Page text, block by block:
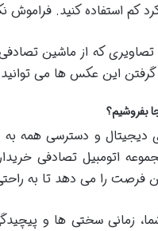
کم استفاده کنید. فراموش
که از ماشین
این عکس ها می
بفروشیم؟
و دسترسی همه به
اتومبیل تصادفی
فرصت را می دهد تا به
زمانی سختی ها و